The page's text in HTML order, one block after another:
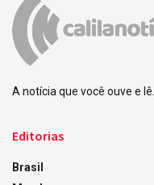
A notícia que você ouve e lê.
Editorias
Brasil